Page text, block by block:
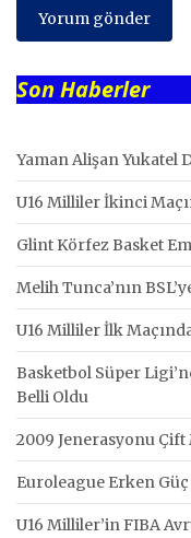
Son Haberler
Yaman Alişan Yukatel
U16 Milliler İkinci
Glint Körfez Basket
Melih Tunca’nın
U16 Milliler İlk
Basketbol Süper
Belli Oldu
2009 Jenerasyonu Çift
Euroleague Erken Güç
U16 Milliler’in FIBA